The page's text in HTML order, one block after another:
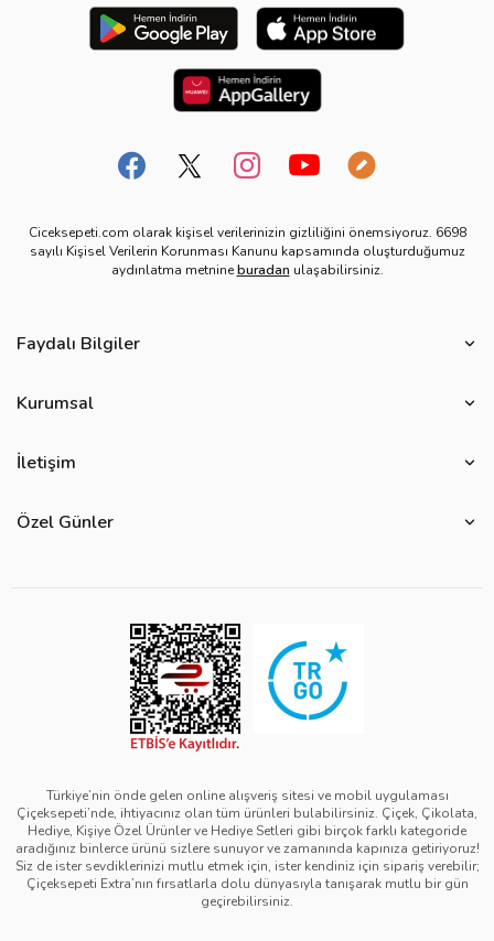
Ciceksepeti.com olarak kişisel verilerinizin gizliliğini önemsiyoruz. 6698
sayılı Kişisel Verilerin Korunması Kanunu kapsamında oluşturduğumuz
aydınlatma metnineburadan ulaşabilirsiniz.
Faydalı Bilgiler
Çiçek Anlamları
Mevsimlere Göre Çiçekler
Ürün Sıralama Kriterleri
Teslimat İpuçları
Sipariş Güncelleme Süreçleri
Kurumsal
Ürün Güvenliği
Reklamlarımız
Kampanya Detayları
Duyarlı Pazarlama Hareketi
Bilgi Toplumu Hizmetleri
Çiçeksepeti Üyelik Sözleşmesi
Mesafeli Satış Sözleşmesi - Çiçek
Mesafeli Satış Sözleşmesi - Hediye & Extra
Çerez Politikası
İletişim
Çiçeksepeti Pazaryeri Kolaylıkları
Ödeme Seçenekleri
Özel Günler
Anneler Günü Hediyeleri
Babalar Günü Hediyeleri
Öğretmenler Günü Hediyeleri
Yılbaşı Hediyeleri
Black Friday
Tıp Bayramı Hediyeleri
Avukatlar Günü Hediyeleri
Hemşireler Günü Hediyeleri
Türkiye’nin önde gelen online alışveriş sitesi ve mobil uygulaması
Çiçeksepeti’nde, ihtiyacınız olan tüm ürünleri bulabilirsiniz. Çiçek, Çikolata,
Hediye, Kişiye Özel Ürünler ve Hediye Setleri gibi birçok farklı kategoride
aradığınız binlerce ürünü sizlere sunuyor ve zamanında kapınıza getiriyoruz!
Siz de ister sevdiklerinizi mutlu etmek için, ister kendiniz için sipariş verebilir;
Çiçeksepeti Extra’nın fırsatlarla dolu dünyasıyla tanışarak mutlu bir gün
geçirebilirsiniz.